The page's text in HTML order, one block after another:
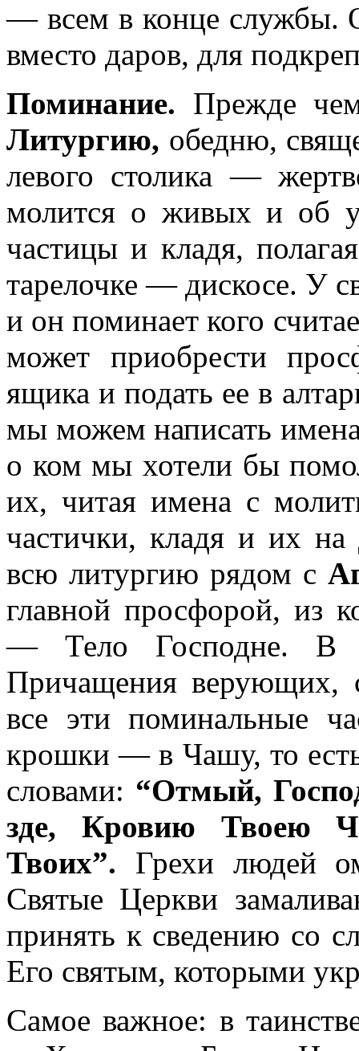
— всем в конце службы.
вместо даров, для
Поминание. Прежде
Литургию, обедню,
левого столика —
молится о живых и об
частицы и кладя,
тарелочке — дискосе. У
и он поминает кого
может приобрести
ящика и подать ее в
мы можем написать
о ком мы хотели бы
их, читая имена с
частички, кладя и их
всю литургию рядом с
главной просфорой, из
— Тело Господне. В
Причащения верующих,
все эти поминальные
крошки — в Чашу, то
словами: “Отмый,
зде, Кровию Твоею
Твоих”. Грехи людей
Святые Церкви
принять к сведению со
Его святым, которыми
Самое важное: в